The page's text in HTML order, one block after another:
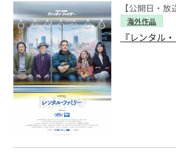
【公開日・
海外作品
『レンタル